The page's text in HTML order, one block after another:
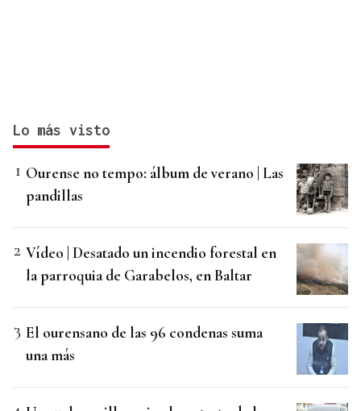
Lo más visto
Ourense no tempo: álbum de verano | Las
pandillas
Vídeo | Desatado un incendio forestal en
la parroquia de Garabelos, en Baltar
El ourensano de las 96 condenas suma
una más